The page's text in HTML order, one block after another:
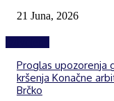
21 Juna, 2026
Proglas upozorenja
kršenja Konačne
Brčko